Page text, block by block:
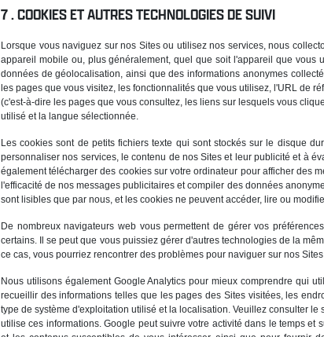
COOKIES ET AUTRES TECHNOLOGIES DE SUIVI
Lorsque vous naviguez sur nos Sites ou utilisez nos services, nous
appareil mobile ou, plus généralement, quel que soit l'appareil que vous
données de géolocalisation, ainsi que des informations anonymes
les pages que vous visitez, les fonctionnalités que vous utilisez, l'URL de
(c'est-à-dire les pages que vous consultez, les liens sur lesquels vous
utilisé et la langue sélectionnée.
Les cookies sont de petits fichiers texte qui sont stockés sur le disque
personnaliser nos services, le contenu de nos Sites et leur publicité et à
également télécharger des cookies sur votre ordinateur pour afficher des
l'efficacité de nos messages publicitaires et compiler des données
sont lisibles que par nous, et les cookies ne peuvent accéder, lire ou
De nombreux navigateurs web vous permettent de gérer vos
certains. Il se peut que vous puissiez gérer d'autres technologies de la
ce cas, vous pourriez rencontrer des problèmes pour naviguer sur nos
Nous utilisons également Google Analytics pour mieux comprendre qui
recueillir des informations telles que les pages des Sites visitées, les
type de système d'exploitation utilisé et la localisation. Veuillez consulter le
utilise ces informations. Google peut suivre votre activité dans le temps